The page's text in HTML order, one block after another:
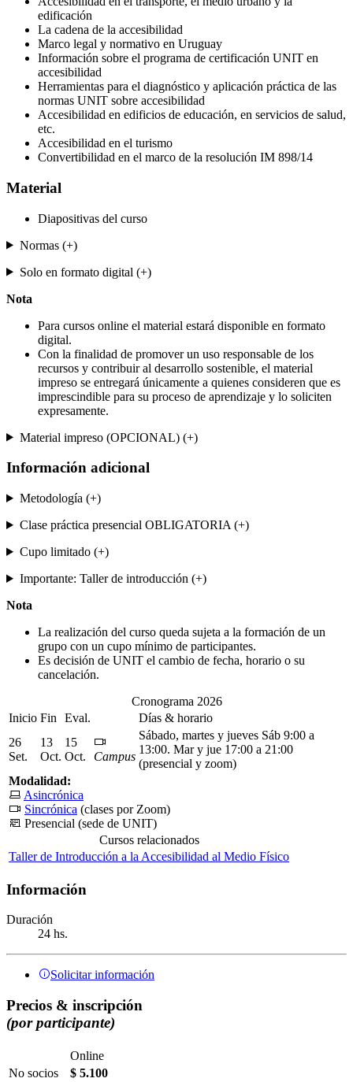
edificación
La cadena de la accesibilidad
Marco legal y normativo en Uruguay
Información sobre el programa de certificación UNIT en
accesibilidad
Herramientas para el diagnóstico y aplicación práctica de las
normas UNIT sobre accesibilidad
Accesibilidad en edificios de educación, en servicios de salud,
etc.
Accesibilidad en el turismo
Convertibilidad en el marco de la resolución IM 898/14
Material
Diapositivas del curso
Normas (+)
Solo en formato digital (+)
Nota
Para cursos online el material estará disponible en formato
digital.
Con la finalidad de promover un uso responsable de los
recursos y contribuir al desarrollo sostenible, el material
impreso se entregará únicamente a quienes consideren que es
imprescindible para su proceso de aprendizaje y lo soliciten
expresamente.
Material impreso (OPCIONAL) (+)
Información adicional
Metodología (+)
Clase práctica presencial OBLIGATORIA (+)
Cupo limitado (+)
Importante: Taller de introducción (+)
Nota
La realización del curso queda sujeta a la formación de un
grupo con un cupo mínimo de participantes.
Es decisión de UNIT el cambio de fecha, horario o su
cancelación.
Cronograma 2026
Inicio Fin Eval.
Días & horario
26
Set.
13
Oct.
15
Oct.
Campus
Sábado, martes y jueves Sáb 9:00 a
13:00. Mar y jue 17:00 a 21:00
(presencial y zoom)
Modalidad:
Asincrónica
Sincrónica (clases por Zoom)
Presencial (sede de UNIT)
Cursos relacionados
Taller de Introducción a la Accesibilidad al Medio Físico
Información
Duración
24 hs.
Solicitar información
Precios & inscripción
(por participante)
Online
No socios
$ 5.100